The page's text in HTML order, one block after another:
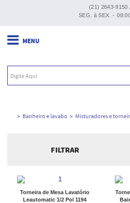
(21) 2643-9150
SEG. à SEX. -
Banheiro e lavabo Misturadores e
FILTRAR
Ordenar por:
Torneira de Mesa Lavatório
Leautomatic 1/2 Pol 1194